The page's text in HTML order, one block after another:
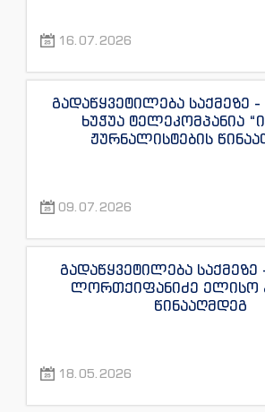
“ექსკლუზივტივის”
16.07.2026
გადაწყვეტილება საქმეზე
ხუჭუა ტელეკომპანია
ჟურნალისტების
09.07.2026
გადაწყვეტილება
ლორთქიფანიძე ელისო
წინააღმდეგ
18.05.2026